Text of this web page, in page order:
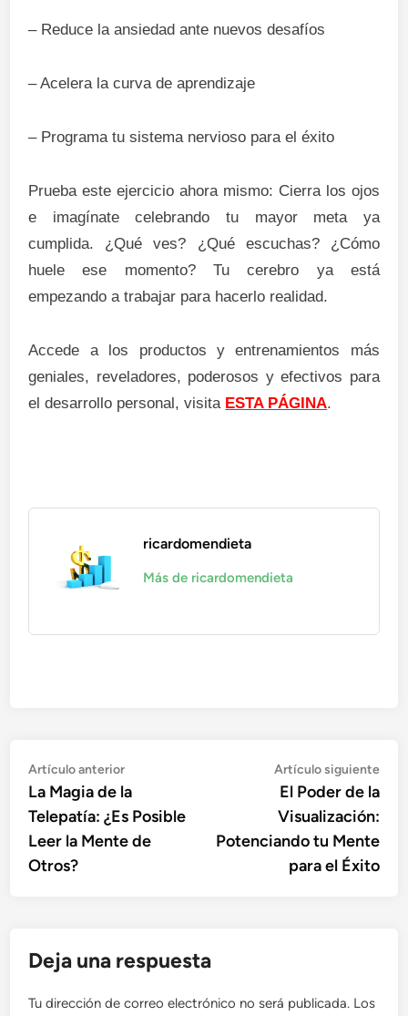
– Reduce la ansiedad ante nuevos desafíos
– Acelera la curva de aprendizaje
– Programa tu sistema nervioso para el éxito
Prueba este ejercicio ahora mismo: Cierra los ojos
e imagínate celebrando tu mayor meta ya
cumplida. ¿Qué ves? ¿Qué escuchas? ¿Cómo
huele ese momento? Tu cerebro ya está
empezando a trabajar para hacerlo realidad.
Accede a los productos y entrenamientos más
geniales, reveladores, poderosos y efectivos para
el desarrollo personal, visita ESTA PÁGINA.
ricardomendieta
Más de ricardomendieta
Navegación
de
entradas
Artículo anteriorArtículo
anterior:
La Magia de la
Telepatía: ¿Es Posible
Leer la Mente de
Otros?
Artículo siguiente
El Poder de la
Visualización:
Potenciando tu Mente
para el Éxito
Deja una respuesta
Tu dirección de correo electrónico no será publicada. Los